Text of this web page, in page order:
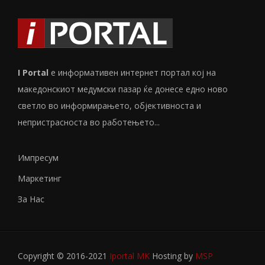
I Portal е информативен интернет портал кој на
македонскиот медумски пазар ќе донесе едно ново
светло во информирањето, објективноста и
непристрасноста во работењето...
Импресум
Маркетинг
За Нас
Copyright © 2016-2021 Iportal MK Hosting by MSP